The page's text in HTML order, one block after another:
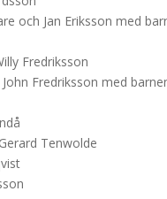
och Jan Eriksson med
Fredriksson
John Fredriksson med
Tenwolde